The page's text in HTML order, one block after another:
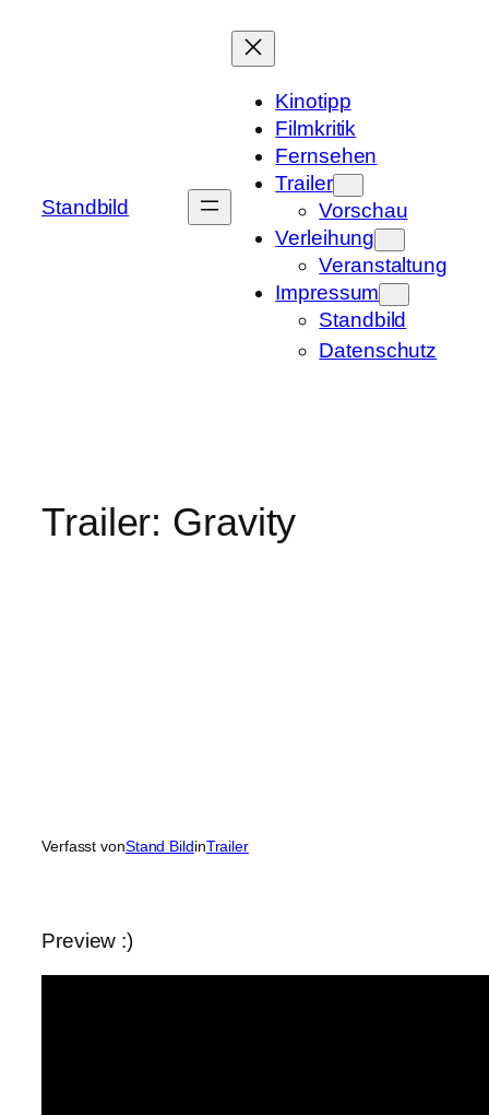
Standbild
Kinotipp
Filmkritik
Fernsehen
Trailer
Vorschau
Verleihung
Veranstaltung
Impressum
Standbild
Datenschutz
Trailer: Gravity
Verfasst vonStand BildinTrailer
Preview :)